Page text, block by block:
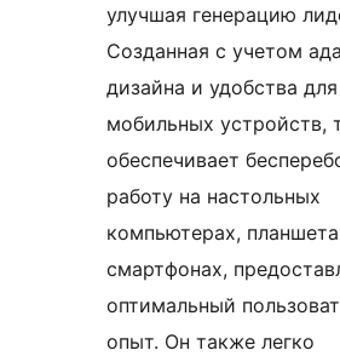
улучшая генерацию
Созданная с учетом
дизайна и удобства для
мобильных устройств,
обеспечивает
работу на настольных
компьютерах,
смартфонах,
оптимальный
опыт. Он также легко